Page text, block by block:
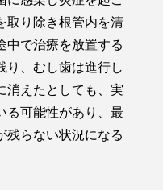
取り除き根管内を清
中で治療を放置する
り、むし歯は進行し
消えたとしても、実
る可能性があり、最
残らない状況になる